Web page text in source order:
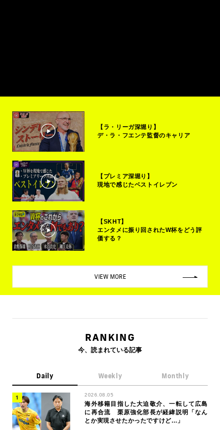
【ラ・リーガ深堀り】
デ・ラ・フエンテ監督のキャリア
【プレミア深堀り】
現地で感じたベストイレブン
【SKHT】
エンタメに振り回されたW杯をどう評
価する？
VIEW MORE
RANKING
今、読まれている記事
Daily Weekly Monthly
2026.08.05
海外移籍目指した大迫敬介、一転して広島
に再合流 栗原強化部長が経緯説明「なん
とか実現させたかったですけど…」